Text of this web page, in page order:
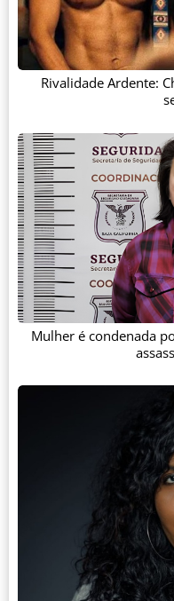
Rivalidade Ardente:
Mulher é condenada